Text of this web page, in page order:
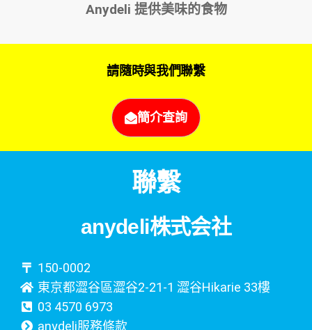
Anydeli 提供美味的食物
請隨時與我們聯繫
簡介查詢
聯繫
anydeli株式会社
150-0002
東京都澀谷區澀谷2-21-1 澀谷Hikarie 33樓
03 4570 6973
anydeli服務條款